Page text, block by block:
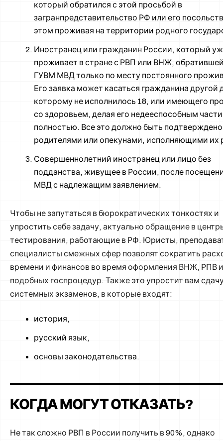
который обратился с этой просьбой в
загранпредставительство РФ или его
этом проживая на территории родного
Иностранец или гражданин России, который
проживает в стране с РВП или ВНЖ,
ГУВМ МВД только по месту постоянного
Его заявка может касаться гражданина
которому не исполнилось 18, или имеющего
со здоровьем, делая его недееспособным
полностью. Все это должно быть подтверждено
родителями или опекунами, исполняющими их
Совершеннолетний иностранец или лицо без
подданства, живущее в России, после
МВД с надлежащим заявлением.
Чтобы не запутаться в бюрократических тонкостях и
упростить себе задачу, актуально обращение в
тестирования, работающие в РФ. Юристы,
специалисты смежных сфер позволят сократить
времени и финансов во время оформления ВНЖ, РПВ
подобных госпроцедур. Также это упростит вам
системных экзаменов, в которые входят:
история,
русский язык,
основы законодательства.
КОГДА МОГУТ ОТКАЗАТЬ?
Не так сложно РВП в России получить в 90%, однако